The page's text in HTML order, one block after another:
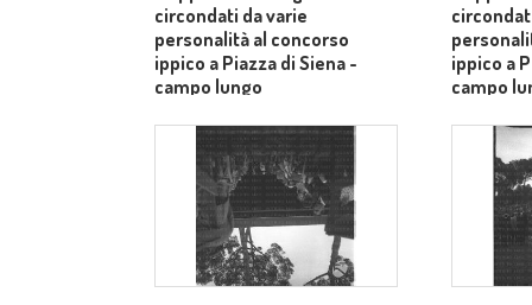
circondati da varie
personalità al concorso
ippico a Piazza di Siena -
campo lungo
ippico a
campo